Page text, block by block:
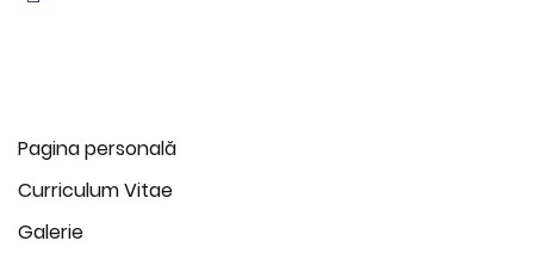
Pagina personală
Curriculum Vitae
Galerie